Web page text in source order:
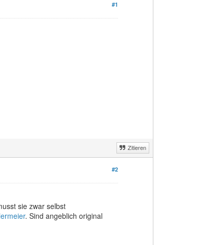
#1
Zitieren
#2
sie zwar selbst
. Sind angeblich original